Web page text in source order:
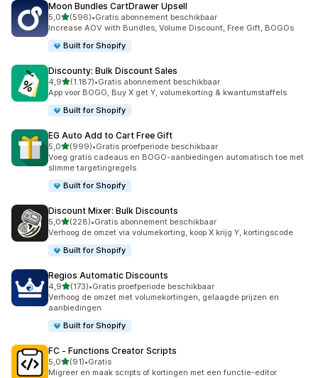
Moon Bundles CartDrawer Upsell
5,0van 5 sterren
(596)
596 recensies in totaal
•Gratis abonnement beschikbaar
Increase AOV with Bundles, Volume Discount, Free Gift, BOGOs
Built for Shopify
Discounty: Bulk Discount Sales
4,9van 5 sterren
(1.187)
1187 recensies in totaal
•Gratis abonnement beschikbaar
App voor BOGO, Buy X get Y, volumekorting & kwantumstaffels
Built for Shopify
EG Auto Add to Cart Free Gift
5,0van 5 sterren
(999)
999 recensies in totaal
•Gratis proefperiode beschikbaar
Voeg gratis cadeaus en BOGO-aanbiedingen automatisch toe met
slimme targetingregels
Built for Shopify
Discount Mixer: Bulk Discounts
5,0van 5 sterren
(228)
228 recensies in totaal
•Gratis abonnement beschikbaar
Verhoog de omzet via volumekorting, koop X krijg Y, kortingscode
Built for Shopify
Regios Automatic Discounts
4,9van 5 sterren
(173)
173 recensies in totaal
•Gratis proefperiode beschikbaar
Verhoog de omzet met volumekortingen, gelaagde prijzen en
aanbiedingen
Built for Shopify
FC ‑ Functions Creator Scripts
5,0van 5 sterren
(91)
91 recensies in totaal
•Gratis
Migreer en maak scripts of kortingen met een functie-editor